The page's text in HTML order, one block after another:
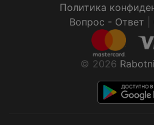
Политика
Вопрос - Ответ
© 2026